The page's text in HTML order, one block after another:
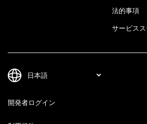
法的事項
サービス
開発者ログイン